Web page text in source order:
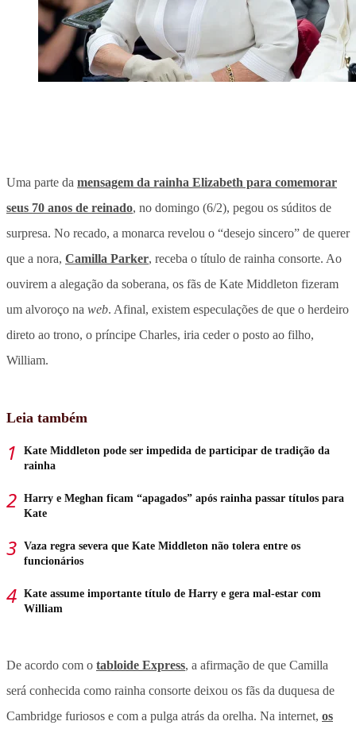
Uma parte da mensagem da rainha Elizabeth para comemorar
seus 70 anos de reinado, no domingo (6/2), pegou os súditos de
surpresa. No recado, a monarca revelou o “desejo sincero” de querer
que a nora, Camilla Parker, receba o título de rainha consorte. Ao
ouvirem a alegação da soberana, os fãs de Kate Middleton fizeram
um alvoroço na web. Afinal, existem especulações de que o herdeiro
direto ao trono, o príncipe Charles, iria ceder o posto ao filho,
William.
Leia também
Kate Middleton pode ser impedida de participar de tradição da
rainha
Harry e Meghan ficam “apagados” após rainha passar títulos para
Kate
Vaza regra severa que Kate Middleton não tolera entre os
funcionários
Kate assume importante título de Harry e gera mal-estar com
William
De acordo com o tabloide Express, a afirmação de que Camilla
será conhecida como rainha consorte deixou os fãs da duquesa de
Cambridge furiosos e com a pulga atrás da orelha. Na internet, os